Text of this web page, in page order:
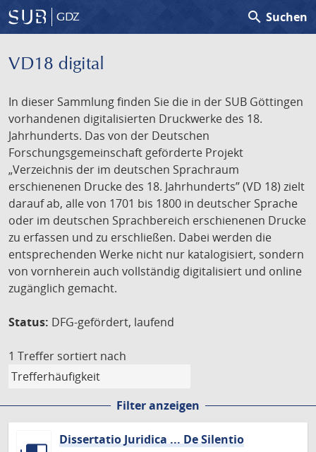
GDZ search Suchen
VD18 digital
In dieser Sammlung finden Sie die in der SUB Göttingen
vorhandenen digitalisierten Druckwerke des 18.
Jahrhunderts. Das von der Deutschen
Forschungsgemeinschaft geförderte Projekt
„Verzeichnis der im deutschen Sprachraum
erschienenen Drucke des 18. Jahrhunderts” (VD 18) zielt
darauf ab, alle von 1701 bis 1800 in deutscher Sprache
oder im deutschen Sprachbereich erschienenen Drucke
zu erfassen und zu erschließen. Dabei werden die
entsprechenden Werke nicht nur katalogisiert, sondern
von vornherein auch vollständig digitalisiert und online
zugänglich gemacht.
Status: DFG-gefördert, laufend
1 Treffer sortiert nach
Filter anzeigen
Dissertatio Juridica ... De Silentio